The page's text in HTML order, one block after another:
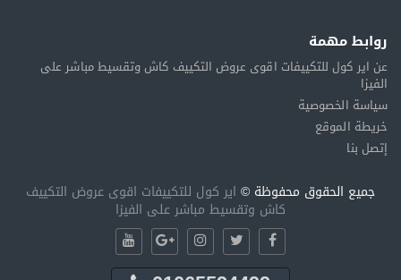
روابط مهمة
عن اير كول للتكييفات اقوى عروض التكييف كاش وتقسيط مباشر على
الفيزا
سياسة الخصوصية
خريطة الموقع
إتصل بنا
جميع الحقوق محفوظة © اير كول للتكييفات اقوى عروض التكييف
كاش وتقسيط مباشر على الفيزا